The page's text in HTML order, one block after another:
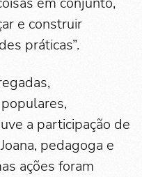
e construir
práticas”.
a participação de
pedagoga e
ações foram